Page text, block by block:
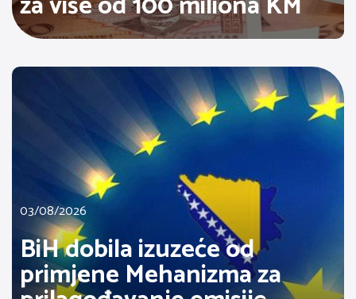
03/08/2026
BiH dobila izuzeće od
primjene Mehanizma za